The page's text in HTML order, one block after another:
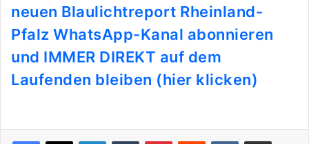
neuen Blaulichtreport Rheinland-
Pfalz WhatsApp-Kanal abonnieren
und IMMER DIREKT auf dem
Laufenden bleiben (hier klicken)
LinkedInTumblr PinterestReddit VKontakteTeile per E-Mail